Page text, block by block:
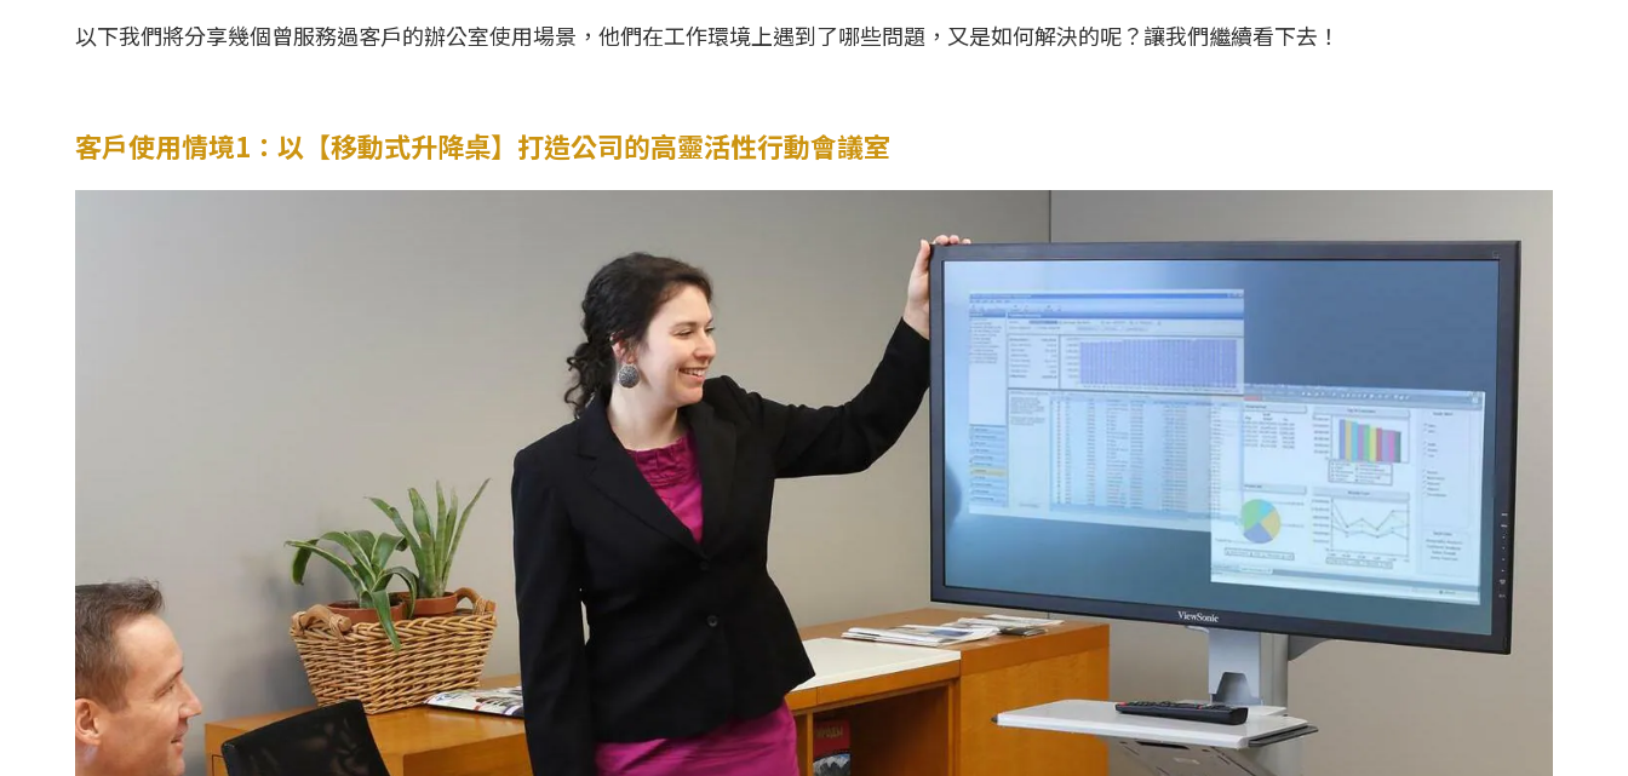
以下我們將分享幾個曾服務過客戶的辦公室使用場景，他們在工作環境上遇到了哪些問題，又是如何解決的呢？讓我們繼續看下去！
客戶使用情境1：以【移動式升降桌】打造公司的高靈活性行動會議室